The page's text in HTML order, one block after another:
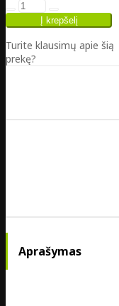
Turite klausimų apie šią
prekę?
Aprašymas